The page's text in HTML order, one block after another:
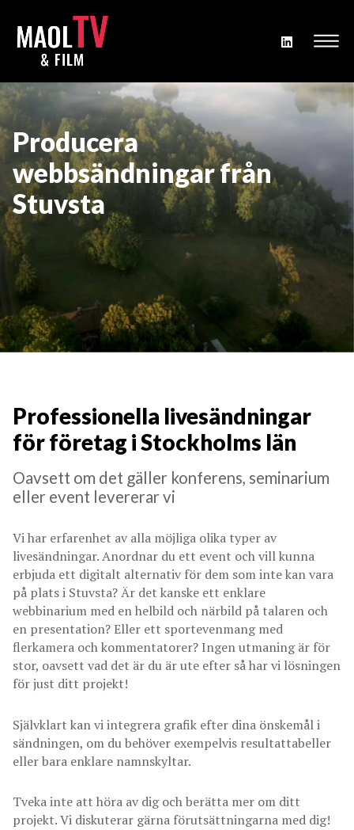
Producera
webbsändningar från
Stuvsta
Professionella livesändningar
för företag i Stockholms län
Oavsett om det gäller konferens, seminarium
eller event levererar vi
Vi har erfarenhet av alla möjliga olika typer av
livesändningar. Anordnar du ett event och vill kunna
erbjuda ett digitalt alternativ för dem som inte kan vara
på plats i Stuvsta? Är det kanske ett enklare
webbinarium med en helbild och närbild på talaren och
en presentation? Eller ett sportevenmang med
flerkamera och kommentatorer? Ingen utmaning är för
stor, oavsett vad det är du är ute efter så har vi lösningen
för just ditt projekt!
Självklart kan vi integrera grafik efter dina önskemål i
sändningen, om du behöver exempelvis resultattabeller
eller bara enklare namnskyltar.
Tveka inte att höra av dig och berätta mer om ditt
projekt. Vi diskuterar gärna förutsättningarna med dig!